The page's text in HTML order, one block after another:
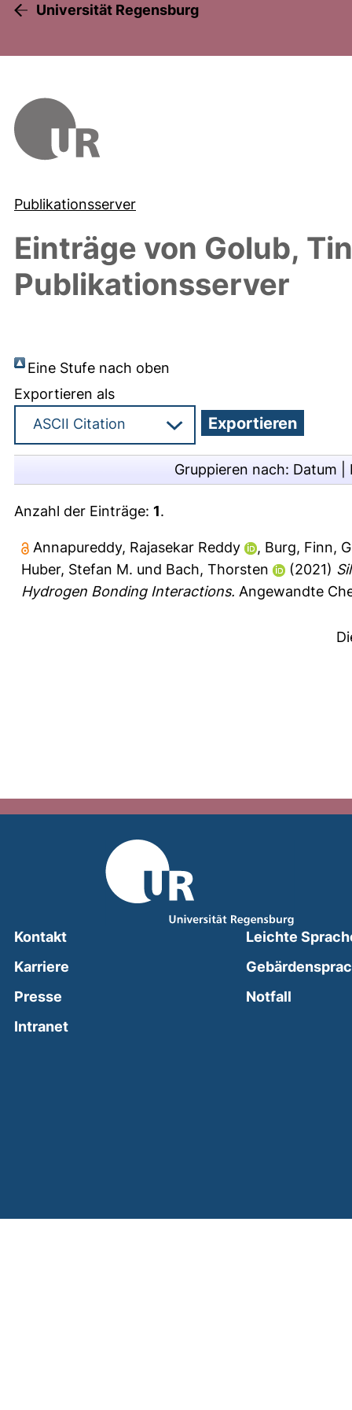
Universität Regensburg
Publikationsserver
Einträge von Golub,
Publikationsserver
Eine Stufe nach oben
Exportieren als
Gruppieren nach: Datum
Anzahl der Einträge: 1.
Annapureddy, Rajasekar Reddy , Burg, Finn,
Huber, Stefan M. und Bach, Thorsten (2021)
Hydrogen Bonding Interactions. Angewandte
Kontakt
Karriere
Presse
Intranet(external link, opens in a new window)
Leichte
Notfall